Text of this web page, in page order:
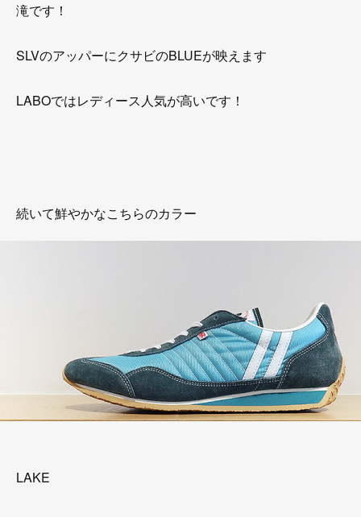
滝です！
SLVのアッパーにクサビのBLUEが映えます
LABOではレディース人気が高いです！
続いて鮮やかなこちらのカラー
LAKE